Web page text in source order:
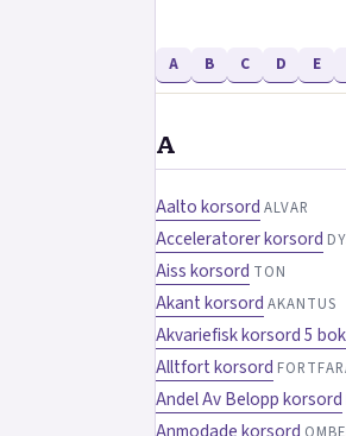
A B C D E
A
Aalto korsord ALVAR
Acceleratorer korsord
Aiss korsord TON
Akant korsord AKANTUS
Akvariefisk korsord 5
Alltfort korsord
Andel Av Belopp korsord
Anmodade korsord